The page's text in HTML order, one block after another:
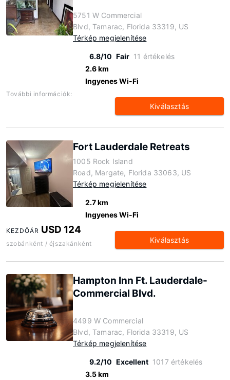
5751 W Commercial
Blvd, Tamarac, Florida 33319, US
Térkép megjelenítése
6.8/10 Fair 11 értékelés
2.6 km
Ingyenes Wi-Fi
További információk:
Kiválasztás
Fort Lauderdale Retreats
1005 Rock Island
Road, Margate, Florida 33063, US
Térkép megjelenítése
2.7 km
Ingyenes Wi-Fi
KEZDŐÁR USD 124
szobánként / éjszakánként Kiválasztás
Hampton Inn Ft. Lauderdale-
Commercial Blvd.
4499 W Commercial
Blvd, Tamarac, Florida 33319, US
Térkép megjelenítése
9.2/10 Excellent 1017 értékelés
3.5 km